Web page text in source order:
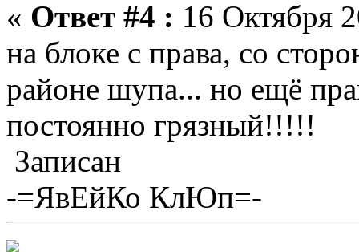
« Ответ #4 : 16 Октября
на блоке с права, со
районе шупа... но ещё
постоянно грязный!!!!!
Записан
-=ЯвЕйКо КлЮп=-